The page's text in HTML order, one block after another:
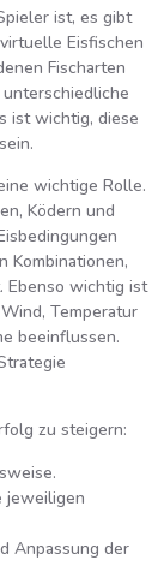
ist, es gibt
Eisfischen
Fischarten
ist wichtig, diese
wichtige Rolle.
Ködern und
Kombinationen,
Ebenso wichtig ist
Temperatur
beeinflussen.
zu steigern:
jeweiligen
Anpassung der